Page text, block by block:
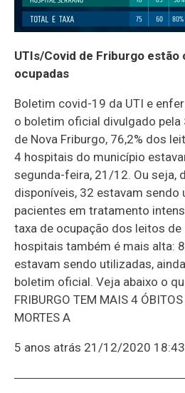
UTIs/Covid de Friburgo estão
ocupadas
Boletim covid-19 da UTI e
o boletim oficial divulgado pela
de Nova Friburgo, 76,2% dos
4 hospitais do município
segunda-feira, 21/12. Ou seja,
disponíveis, 32 estavam sendo
pacientes em tratamento
taxa de ocupação dos leitos
hospitais também é mais alta:
estavam sendo utilizadas,
boletim oficial. Veja abaixo o
FRIBURGO TEM MAIS 4
MORTES A
5 anos atrás 21/12/2020